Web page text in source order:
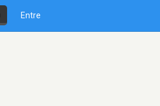
Entre